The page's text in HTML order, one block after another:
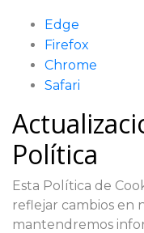
Edge
Firefox
Chrome
Safari
Política
Esta Política de
reflejar cambios en
mantendremos